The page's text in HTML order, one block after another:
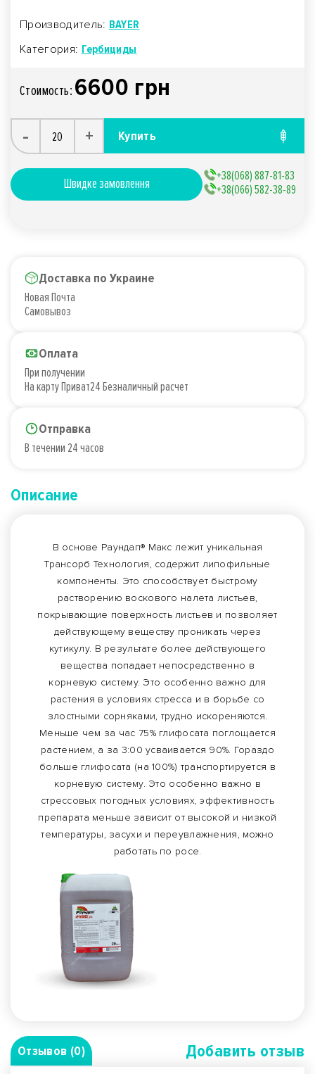
Производитель: BAYER
Категория: Гербициды
Стоимость: 6600 грн
- + Купить
Швидке замовлення
+38(068) 887-81-83
+38(066) 582-38-89
Доставка по Украине
Новая Почта
Самовывоз
Оплата
При получении
На карту Приват24 Безналичный расчет
Отправка
В течении 24 часов
Описание
В основе Раундап® Макс лежит уникальная
Трансорб Технология, содержит липофильные
компоненты. Это способствует быстрому
растворению воскового налета листьев,
покрывающие поверхность листьев и позволяет
действующему веществу проникать через
кутикулу. В результате более действующего
вещества попадает непосредственно в
корневую систему. Это особенно важно для
растения в условиях стресса и в борьбе со
злостными сорняками, трудно искореняются.
Меньше чем за час 75% глифосата поглощается
растением, а за 3:00 усваивается 90%. Гораздо
больше глифосата (на 100%) транспортируется в
корневую систему. Это особенно важно в
стрессовых погодных условиях, эффективность
препарата меньше зависит от высокой и низкой
температуры, засухи и переувлажнения, можно
работать по росе.
Отзывов (0) Добавить отзыв